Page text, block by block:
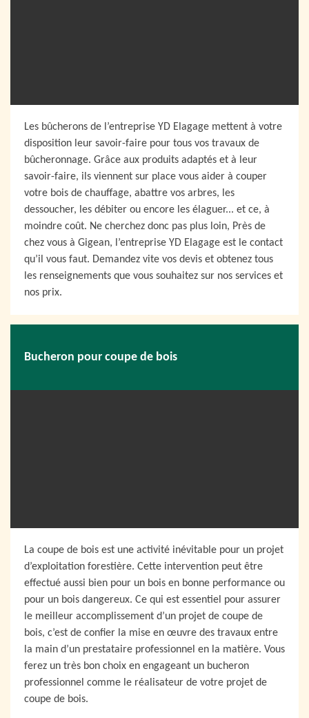
Les bûcherons de l’entreprise YD Elagage mettent à votre
disposition leur savoir-faire pour tous vos travaux de
bûcheronnage. Grâce aux produits adaptés et à leur
savoir-faire, ils viennent sur place vous aider à couper
votre bois de chauffage, abattre vos arbres, les
dessoucher, les débiter ou encore les élaguer... et ce, à
moindre coût. Ne cherchez donc pas plus loin, Près de
chez vous à Gigean, l’entreprise YD Elagage est le contact
qu’il vous faut. Demandez vite vos devis et obtenez tous
les renseignements que vous souhaitez sur nos services et
nos prix.
Bucheron pour coupe de bois
La coupe de bois est une activité inévitable pour un projet
d’exploitation forestière. Cette intervention peut être
effectué aussi bien pour un bois en bonne performance ou
pour un bois dangereux. Ce qui est essentiel pour assurer
le meilleur accomplissement d’un projet de coupe de
bois, c’est de confier la mise en œuvre des travaux entre
la main d’un prestataire professionnel en la matière. Vous
ferez un très bon choix en engageant un bucheron
professionnel comme le réalisateur de votre projet de
coupe de bois.